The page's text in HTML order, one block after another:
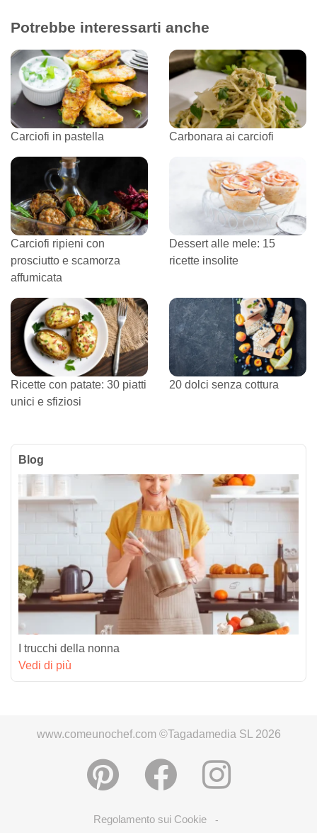
Potrebbe interessarti anche
Carciofi in pastella Carbonara ai carciofi
Carciofi ripieni con
prosciutto e scamorza
affumicata
Dessert alle mele: 15
ricette insolite
Ricette con patate: 30 piatti
unici e sfiziosi
20 dolci senza cottura
Blog
I trucchi della nonna
Vedi di più
www.comeunochef.com ©Tagadamedia SL 2026
Regolamento sui Cookie -